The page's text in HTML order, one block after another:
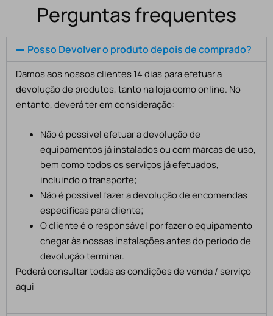
Perguntas frequentes
Posso Devolver o produto depois de comprado?
Damos aos nossos clientes 14 dias para efetuar a
devolução de produtos, tanto na loja como online. No
entanto, deverá ter em consideração:
Não é possível efetuar a devolução de
equipamentos já instalados ou com marcas de uso,
bem como todos os serviços já efetuados,
incluindo o transporte;
Não é possível fazer a devolução de encomendas
especificas para cliente;
O cliente é o responsável por fazer o equipamento
chegar às nossas instalações antes do período de
devolução terminar.
Poderá consultar todas as condições de venda / serviço
aqui